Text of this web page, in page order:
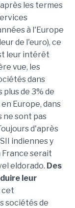
les termes
à l'Europe
de l'euro), ce
leur intérêt
vue, les
dans
de 3% de
Europe, dans
ne sont pas
d'après
indiennes y
serait
eldorado. Des
leur
cet
sociétés de